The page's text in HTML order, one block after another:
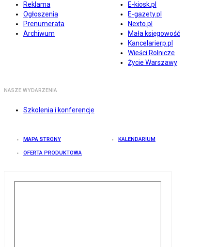
Reklama
Ogłoszenia
Prenumerata
Archiwum
E-kiosk.pl
E-gazety.pl
Nexto.pl
Mała księgowość
Kancelarierp.pl
Wieści Rolnicze
Życie Warszawy
NASZE WYDARZENIA
Szkolenia i konferencje
MAPA STRONY KALENDARIUM
OFERTA PRODUKTOWA